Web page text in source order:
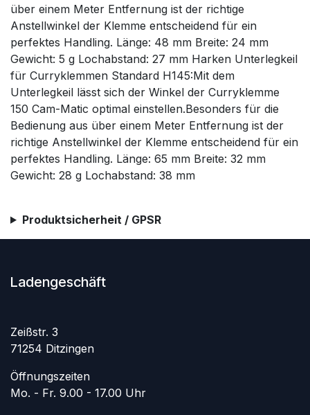
über einem Meter Entfernung ist der richtige
Anstellwinkel der Klemme entscheidend für ein
perfektes Handling. Länge: 48 mm Breite: 24 mm
Gewicht: 5 g Lochabstand: 27 mm Harken Unterlegkeil
für Curryklemmen Standard H145:Mit dem
Unterlegkeil lässt sich der Winkel der Curryklemme
150 Cam-Matic optimal einstellen.Besonders für die
Bedienung aus über einem Meter Entfernung ist der
richtige Anstellwinkel der Klemme entscheidend für ein
perfektes Handling. Länge: 65 mm Breite: 32 mm
Gewicht: 28 g Lochabstand: 38 mm
Produktsicherheit / GPSR
Ladengeschäft
Zeißstr. 3
71254 Ditzingen
Öffnungszeiten
Mo. - Fr. 9.00 - 17.00 Uhr